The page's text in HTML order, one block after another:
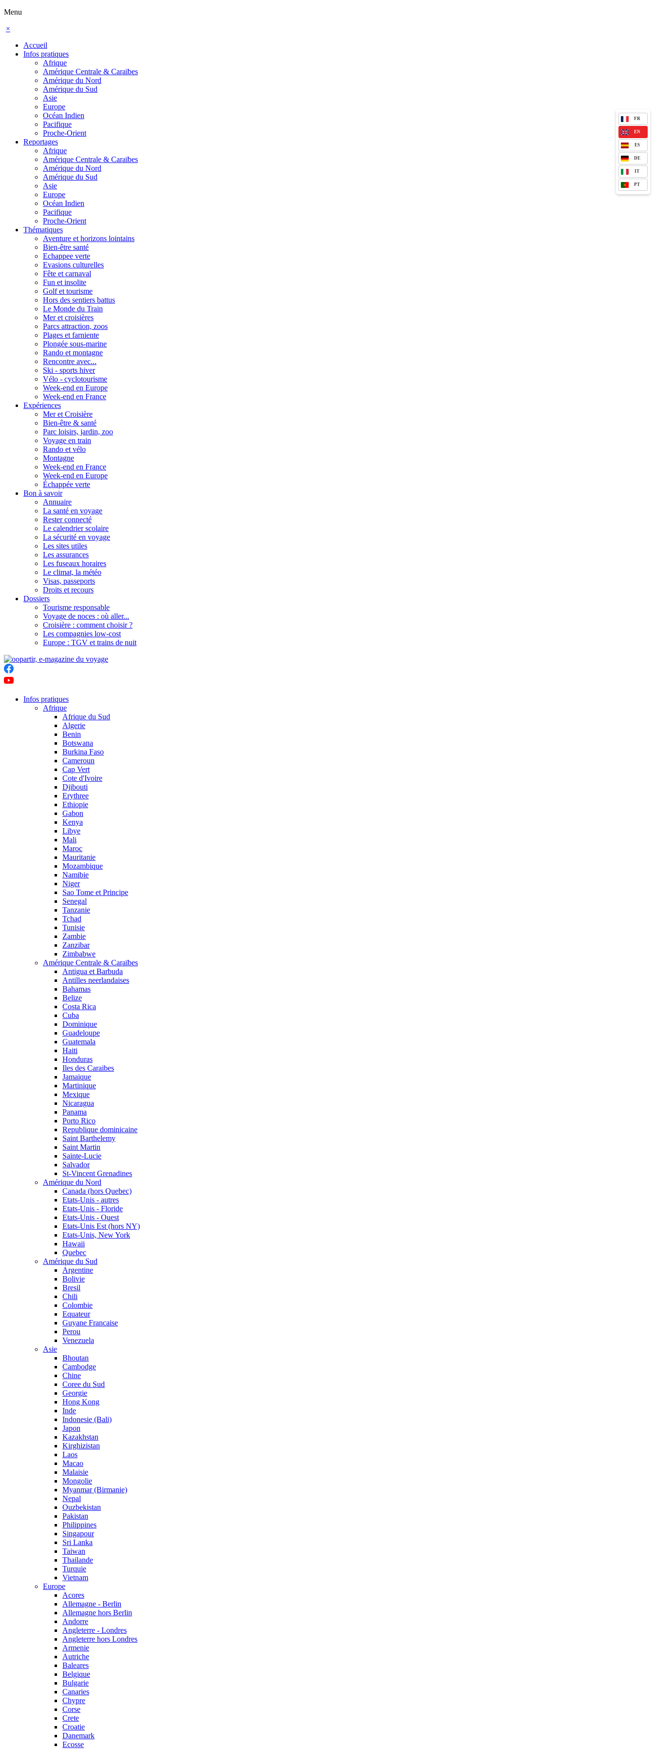
Menu
×
Accueil
Infos pratiques
Afrique
Amérique Centrale & Caraïbes
Amérique du Nord
Amérique du Sud
Asie
Europe
Océan Indien
Pacifique
Proche-Orient
Reportages
Afrique
Amérique Centrale & Caraïbes
Amérique du Nord
Amérique du Sud
Asie
Europe
Océan Indien
Pacifique
Proche-Orient
Thématiques
Aventure et horizons lointains
Bien-être santé
Echappee verte
Evasions culturelles
Fête et carnaval
Fun et insolite
Golf et tourisme
Hors des sentiers battus
Le Monde du Train
Mer et croisières
Parcs attraction, zoos
Plages et farniente
Plongée sous-marine
Rando et montagne
Rencontre avec...
Ski - sports hiver
Vélo - cyclotourisme
Week-end en Europe
Week-end en France
Expériences
Mer et Croisière
Bien-être & santé
Parc loisirs, jardin, zoo
Voyage en train
Rando et vélo
Montagne
Week-end en France
Week-end en Europe
Échappée verte
Bon à savoir
Annuaire
La santé en voyage
Rester connecté
Le calendrier scolaire
La sécurité en voyage
Les sites utiles
Les assurances
Les fuseaux horaires
Le climat, la météo
Visas, passeports
Droits et recours
Dossiers
Tourisme responsable
Voyage de noces : où aller...
Croisière : comment choisir ?
Les compagnies low-cost
Europe : TGV et trains de nuit
FR
EN
ES
DE
IT
PT
Infos pratiques
Afrique
Afrique du Sud
Algerie
Benin
Botswana
Burkina Faso
Cameroun
Cap Vert
Cote d'Ivoire
Djibouti
Erythree
Ethiopie
Gabon
Kenya
Libye
Mali
Maroc
Mauritanie
Mozambique
Namibie
Niger
Sao Tome et Principe
Senegal
Tanzanie
Tchad
Tunisie
Zambie
Zanzibar
Zimbabwe
Amérique Centrale & Caraïbes
Antigua et Barbuda
Antilles neerlandaises
Bahamas
Belize
Costa Rica
Cuba
Dominique
Guadeloupe
Guatemala
Haiti
Honduras
Iles des Caraibes
Jamaique
Martinique
Mexique
Nicaragua
Panama
Porto Rico
Republique dominicaine
Saint Barthelemy
Saint Martin
Sainte-Lucie
Salvador
St-Vincent Grenadines
Amérique du Nord
Canada (hors Quebec)
Etats-Unis - autres
Etats-Unis - Floride
Etats-Unis - Ouest
Etats-Unis Est (hors NY)
Etats-Unis, New York
Hawaii
Quebec
Amérique du Sud
Argentine
Bolivie
Bresil
Chili
Colombie
Equateur
Guyane Francaise
Perou
Venezuela
Asie
Bhoutan
Cambodge
Chine
Coree du Sud
Georgie
Hong Kong
Inde
Indonesie (Bali)
Japon
Kazakhstan
Kirghizistan
Laos
Macao
Malaisie
Mongolie
Myanmar (Birmanie)
Nepal
Ouzbekistan
Pakistan
Philippines
Singapour
Sri Lanka
Taiwan
Thailande
Turquie
Vietnam
Europe
Acores
Allemagne - Berlin
Allemagne hors Berlin
Andorre
Angleterre - Londres
Angleterre hors Londres
Armenie
Autriche
Baleares
Belgique
Bulgarie
Canaries
Chypre
Corse
Crete
Croatie
Danemark
Ecosse